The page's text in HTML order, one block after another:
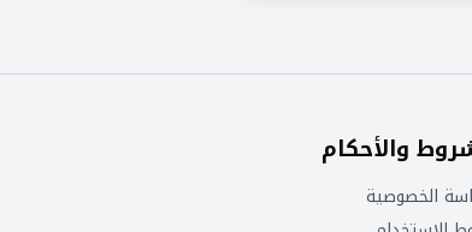
والأحكام
الخصوصية